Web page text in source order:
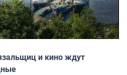
и кино ждут